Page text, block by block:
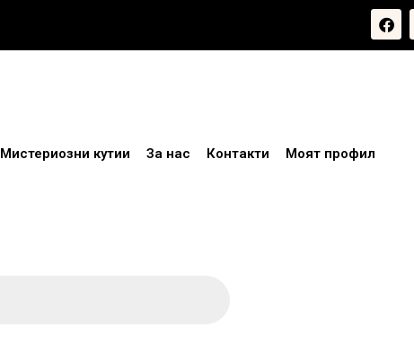
Мистериозни кутии За нас Контакти Моят профил